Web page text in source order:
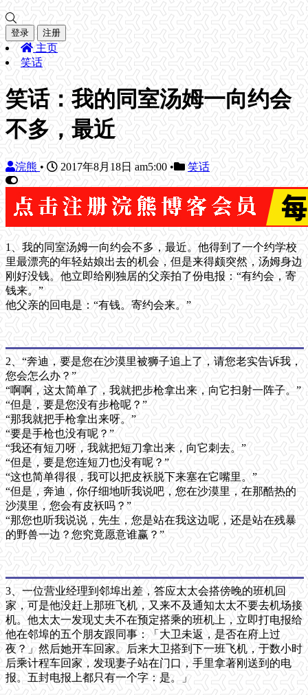
登录 注册
主页
笑话
笑话：我的同室汤姆一向约会
不多，最近
浣熊 • 2017年8月18日 am5:00• 笑话
1、我的同室汤姆一向约会不多，最近。他得到了一个约学校
里最漂亮的年轻姑娘出去的机会，但是来得颇突然，汤姆身边
刚好没钱。他立即给刚独居的父亲拍了份电报：“有约会，寄
钱来。”
他父亲的回电是：“有钱。寄约会来。”
2、“奔迪，要是您在沙漠里被狮子追上了，请您老实告诉我，
您会怎么办？”
“啊啊，这太简单了，我就把步枪拿出来，向它扫射一阵子。”
“但是，要是您没有步枪呢？”
“那我就把手枪拿出来呀。”
“要是手枪也没有呢？”
“我还有短刀呀，我就把短刀拿出来，向它刺去。”
“但是，要是您连短刀也没有呢？”
“这也简单得很，我可以把皮袄脱下来塞在它嘴里。”
“但是，奔迪，你仔细地听我说吧，您在沙漠里，在那酷热的
沙漠里，您会有皮袄吗？”
“那您也听我说说，先生，您是站在我这边呢，还是站在残暴
的野兽一边？您究竟愿意谁赢？”
3、一位营业经理到邻埠出差，答应太太会搭傍晚的班机回
家，可是他没赶上那班飞机，又来不及通知太太不要去机场接
机。他太太一发现丈夫不在预定搭乘的班机上，立即打电报给
他在邻埠的五个朋友跟同事：「大卫未返，是否在府上过
夜？」然后她开车回家。后来大卫搭到下一班飞机，于数小时
后乘计程车回家，发现妻子站在门口，手里拿著刚送到的电
报。五封电报上都只有一个字：是。」